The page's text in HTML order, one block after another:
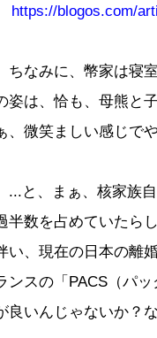
https://blogos.com/
ちなみに、幣家は寝
姿は、恰も、母熊と
、微笑ましい感じで
...と、まぁ、核家族
半数を占めていたら
い、現在の日本の離
ンスの「PACS（パ
良いんじゃないか？